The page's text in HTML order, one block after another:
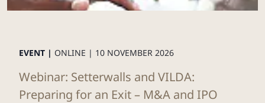
EVENT | ONLINE | 10 NOVEMBER 2026
Webinar: Setterwalls and VILDA:
Preparing for an Exit – M&A and IPO